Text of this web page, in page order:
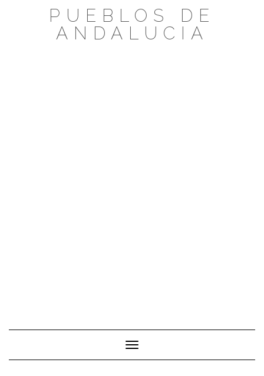
PUEBLOS DE
ANDALUCIA
Cambiar modo de navegación